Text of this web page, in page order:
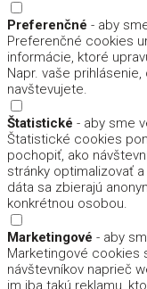
Preferenčné - aby
Preferenčné cookies
informácie, ktoré
Napr. vaše
navštevujete.
Štatistické - aby sme
Štatistické cookies
pochopiť, ako
stránky optimalizovať
dáta sa zbierajú
konkrétnou osobou.
Marketingové - aby
Marketingové cookies
návštevníkov naprieč
im iba takú reklamu,